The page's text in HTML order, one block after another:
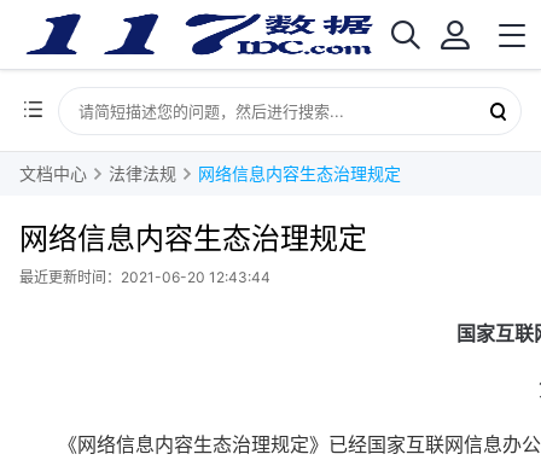
文档中心 法律法规 网络信息内容生态治理规定
网络信息内容生态治理规定
最近更新时间：2021-06-20 12:43:44
国家互联
《网络信息内容生态治理规定》已经国家互联网信息办